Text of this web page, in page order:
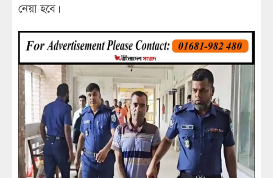
নেয়া হবে।